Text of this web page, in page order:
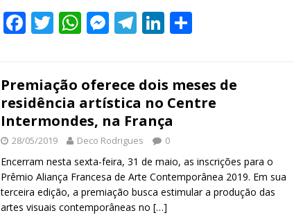
F
ac
b
o
o
k
T
w
er
W
h
s
A
p
p
M
e
e
n
g
er
T
el
gr
a
m
Li
n
e
dI
n
e
Premiação oferece dois meses de
residência artística no Centre
Intermondes, na França
28/05/2019 Deco Rodrigues 0
Encerram nesta sexta-feira, 31 de maio, as inscrições para o
Prêmio Aliança Francesa de Arte Contemporânea 2019. Em sua
terceira edição, a premiação busca estimular a produção das
artes visuais contemporâneas no […]